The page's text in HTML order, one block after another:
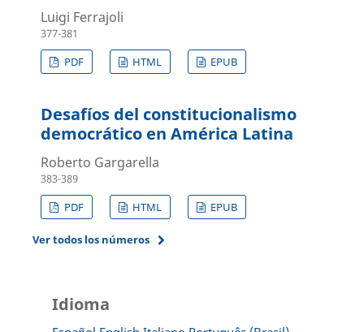
Luigi Ferrajoli
377-381
PDF
HTML EPUB
Desafíos del constitucionalismo
democrático en América Latina
Roberto Gargarella
383-389
PDF
HTML EPUB
Ver todos los números
Idioma